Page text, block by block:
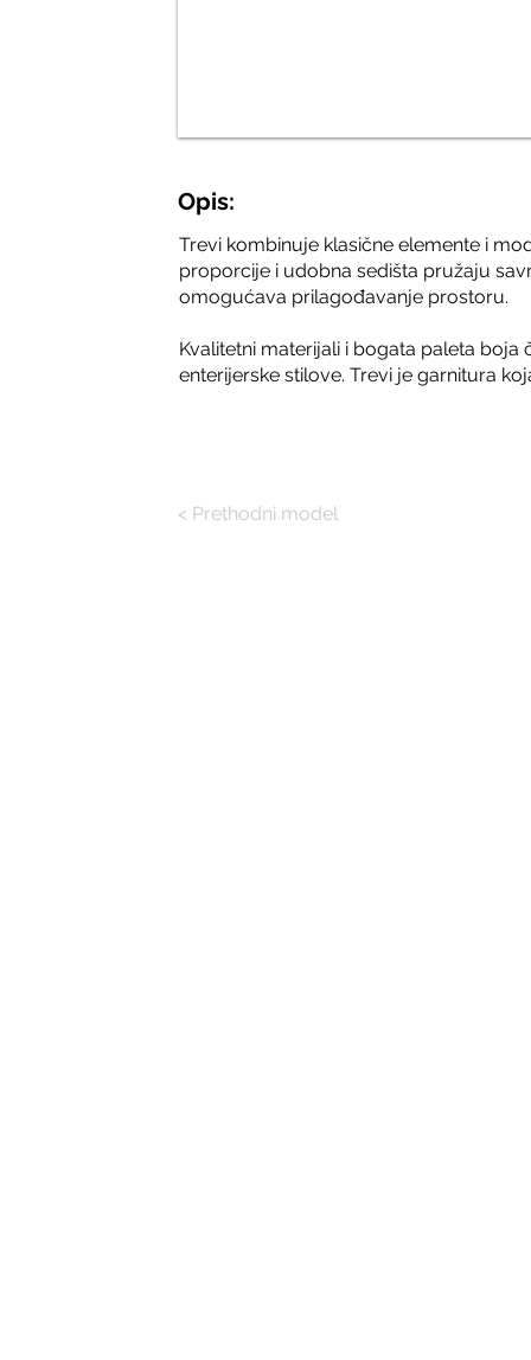
Opis:
Trevi kombinuje klasične elemente i
proporcije i udobna sedišta pružaju
omogućava prilagođavanje prostoru.
Kvalitetni materijali i bogata paleta
enterijerske stilove. Trevi je garnitura
< Prethodni model